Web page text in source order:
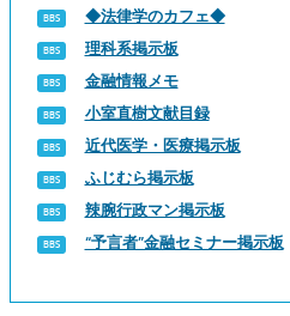
◆法律学のカフェ◆
理科系掲示板
金融情報メモ
小室直樹文献目録
近代医学・医療掲示板
ふじむら掲示板
辣腕行政マン掲示板
“予言者”金融セミナー掲示板